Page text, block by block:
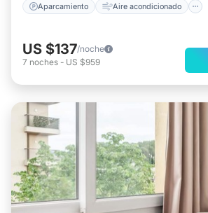
Aparcamiento Aire acondicionado
US $137/noche
7 noches - US $959